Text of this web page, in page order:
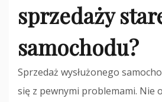
sprzedaży
samochodu?
Sprzedaż wysłużonego
się z pewnymi problemami. Nie